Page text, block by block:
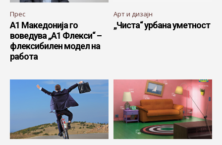
Прес
А1 Македонија го
воведува „А1 Флекси“ –
флексибилен модел на
работа
Арт и дизајн
„Чиста“ урбана уметност